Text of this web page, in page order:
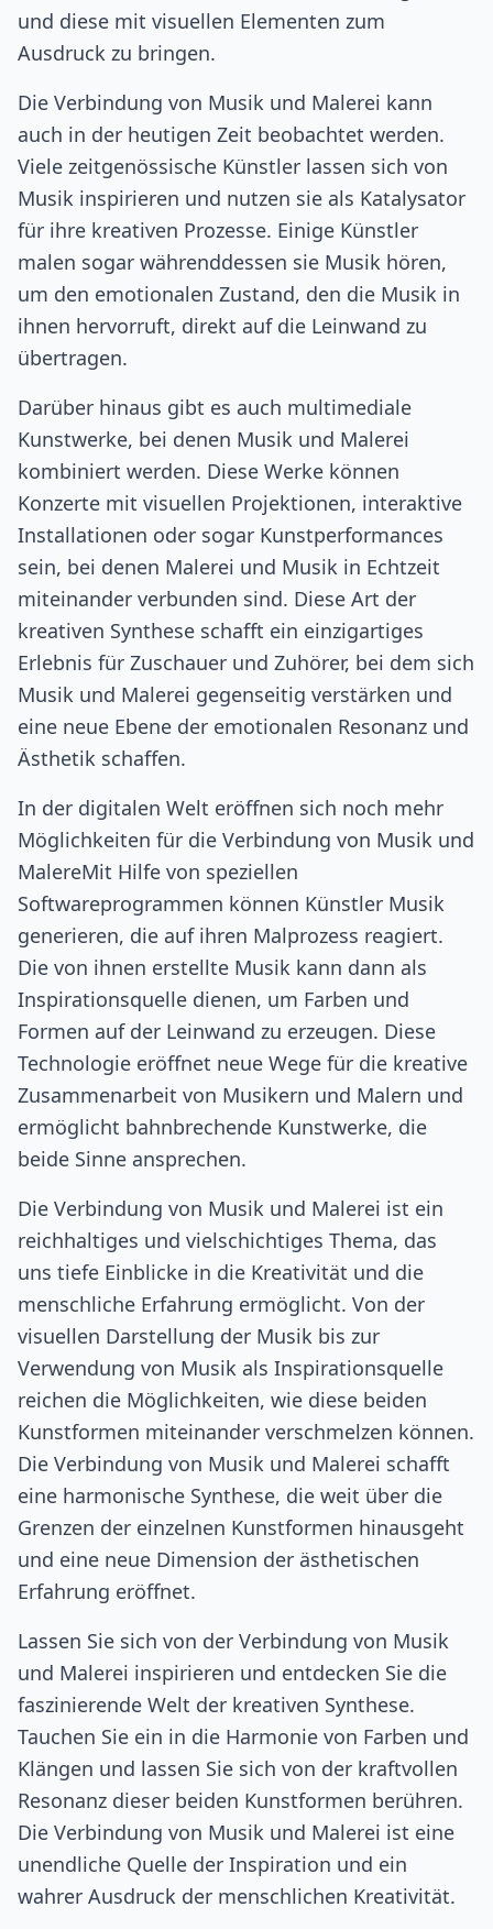
und diese mit visuellen Elementen zum
Ausdruck zu bringen.
Die Verbindung von Musik und Malerei kann
auch in der heutigen Zeit beobachtet werden.
Viele zeitgenössische Künstler lassen sich von
Musik inspirieren und nutzen sie als Katalysator
für ihre kreativen Prozesse. Einige Künstler
malen sogar währenddessen sie Musik hören,
um den emotionalen Zustand, den die Musik in
ihnen hervorruft, direkt auf die Leinwand zu
übertragen.
Darüber hinaus gibt es auch multimediale
Kunstwerke, bei denen Musik und Malerei
kombiniert werden. Diese Werke können
Konzerte mit visuellen Projektionen, interaktive
Installationen oder sogar Kunstperformances
sein, bei denen Malerei und Musik in Echtzeit
miteinander verbunden sind. Diese Art der
kreativen Synthese schafft ein einzigartiges
Erlebnis für Zuschauer und Zuhörer, bei dem sich
Musik und Malerei gegenseitig verstärken und
eine neue Ebene der emotionalen Resonanz und
Ästhetik schaffen.
In der digitalen Welt eröffnen sich noch mehr
Möglichkeiten für die Verbindung von Musik und
MalereMit Hilfe von speziellen
Softwareprogrammen können Künstler Musik
generieren, die auf ihren Malprozess reagiert.
Die von ihnen erstellte Musik kann dann als
Inspirationsquelle dienen, um Farben und
Formen auf der Leinwand zu erzeugen. Diese
Technologie eröffnet neue Wege für die kreative
Zusammenarbeit von Musikern und Malern und
ermöglicht bahnbrechende Kunstwerke, die
beide Sinne ansprechen.
Die Verbindung von Musik und Malerei ist ein
reichhaltiges und vielschichtiges Thema, das
uns tiefe Einblicke in die Kreativität und die
menschliche Erfahrung ermöglicht. Von der
visuellen Darstellung der Musik bis zur
Verwendung von Musik als Inspirationsquelle
reichen die Möglichkeiten, wie diese beiden
Kunstformen miteinander verschmelzen können.
Die Verbindung von Musik und Malerei schafft
eine harmonische Synthese, die weit über die
Grenzen der einzelnen Kunstformen hinausgeht
und eine neue Dimension der ästhetischen
Erfahrung eröffnet.
Lassen Sie sich von der Verbindung von Musik
und Malerei inspirieren und entdecken Sie die
faszinierende Welt der kreativen Synthese.
Tauchen Sie ein in die Harmonie von Farben und
Klängen und lassen Sie sich von der kraftvollen
Resonanz dieser beiden Kunstformen berühren.
Die Verbindung von Musik und Malerei ist eine
unendliche Quelle der Inspiration und ein
wahrer Ausdruck der menschlichen Kreativität.